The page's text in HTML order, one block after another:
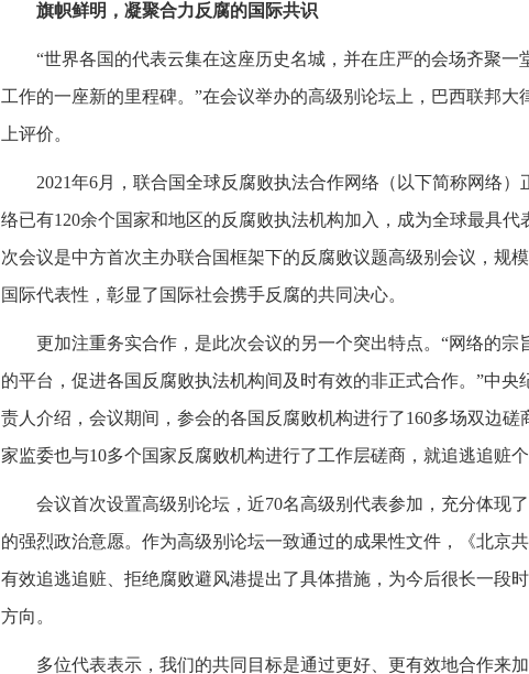
旗帜鲜明，凝聚合力反腐的国际共识
“世界各国的代表云集在这座历史名城，并在庄严的会场齐聚一
工作的一座新的里程碑。”在会议举办的高级别论坛上，巴西联邦大
上评价。
2021年6月，联合国全球反腐败执法合作网络（以下简称网络）
络已有120余个国家和地区的反腐败执法机构加入，成为全球最具
次会议是中方首次主办联合国框架下的反腐败议题高级别会议，规
国际代表性，彰显了国际社会携手反腐的共同决心。
更加注重务实合作，是此次会议的另一个突出特点。“网络的宗
的平台，促进各国反腐败执法机构间及时有效的非正式合作。”中央
责人介绍，会议期间，参会的各国反腐败机构进行了160多场双边磋
家监委也与10多个国家反腐败机构进行了工作层磋商，就追逃追赃
会议首次设置高级别论坛，近70名高级别代表参加，充分体现
的强烈政治意愿。作为高级别论坛一致通过的成果性文件，《北京
有效追逃追赃、拒绝腐败避风港提出了具体措施，为今后很长一段
方向。
多位代表表示，我们的共同目标是通过更好、更有效地合作来